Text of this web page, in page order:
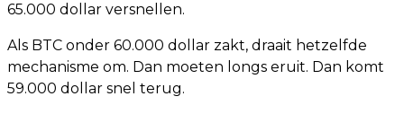
65.000 dollar versnellen.
Als BTC onder 60.000 dollar zakt, draait hetzelfde
mechanisme om. Dan moeten longs eruit. Dan komt
59.000 dollar snel terug.